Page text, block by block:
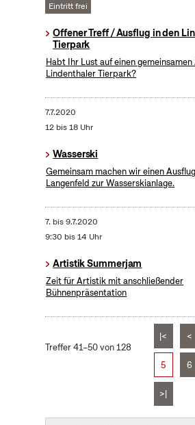
Eintritt frei
Offener Treff / Ausflug in den
Tierpark
Habt Ihr Lust auf einen
Lindenthaler Tierpark?
7.7.2020
12 bis 18 Uhr
Wasserski
Gemeinsam machen wir einen
Langenfeld zur Wasserskianlage.
7. bis9.7.2020
9:30 bis 14 Uhr
Artistik Summerjam
Zeit für Artistik mit anschließender
Bühnenpräsentation
Treffer 41–50 von 128
|< <
5 6
>|